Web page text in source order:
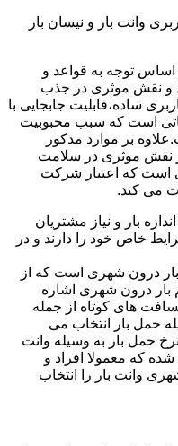
وانت بار و نیسان بار
اساس توجه به قواعد و
نقش موثری در جذب
ساده،قابلیت جابجایی با
است که سبب محبوبیت
بر موارد مذکور
نقش موثری در سلامت
است که اعتبار شرکت
می کند.
بار و نیاز مشتریان
خاص خود را دارند و در
بار درون شهری است که از
بار درون شهری اشاره
های کوتاه از جمله
حمل بار انتخاب می
حمل بار به وسیله وانت
که معمولا افراد و
وانت بار را انتخاب